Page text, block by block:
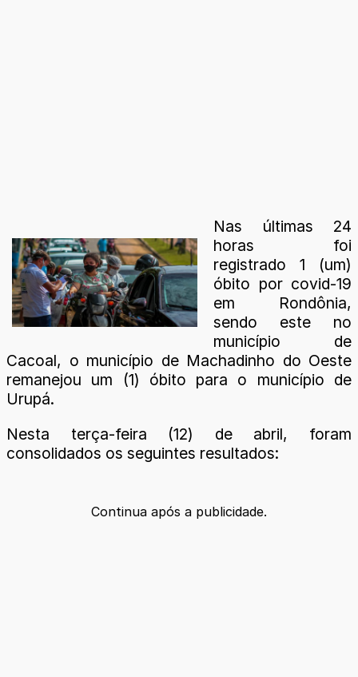
Nas últimas 24
horas foi
registrado 1 (um)
óbito por covid-19
em Rondônia,
sendo este no
município de
Cacoal, o município de Machadinho do Oeste
remanejou um (1) óbito para o município de
Urupá.
Nesta terça-feira (12) de abril, foram
consolidados os seguintes resultados:
Continua após a publicidade.